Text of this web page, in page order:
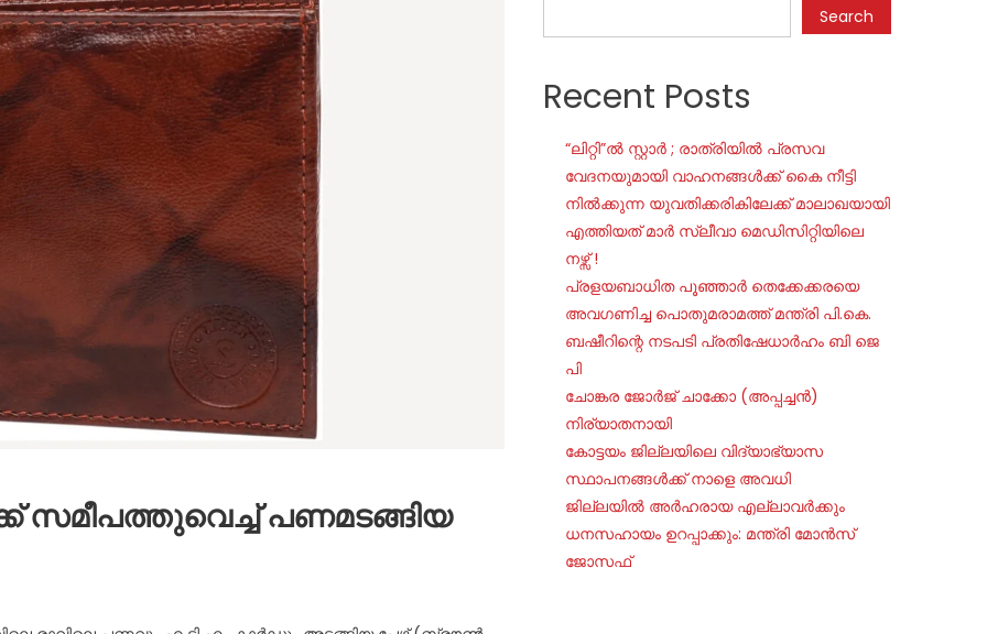
പ്രസവ വേദനയുമായി വാഹനങ്ങൾക്ക് കൈ നീട്ടി നിൽക്കുന്ന യുവതിക്കരികിലേക്ക് മാലാഖയായി എത്തിയത് മാർ സ്ലീവാ
പണമടങ്ങിയ
Search
Recent Posts
“ലിറ്റി”ൽ സ്റ്റാർ ; രാത്രിയിൽ പ്രസവ
വേദനയുമായി വാഹനങ്ങൾക്ക് കൈ നീട്ടി
നിൽക്കുന്ന യുവതിക്കരികിലേക്ക് മാലാഖയായി
എത്തിയത് മാർ സ്ലീവാ മെഡിസിറ്റിയിലെ
നഴ്സ് !
പ്രളയബാധിത പൂഞ്ഞാർ തെക്കേക്കരയെ
അവഗണിച്ച പൊതുമരാമത്ത് മന്ത്രി പി.കെ.
ബഷീറിന്റെ നടപടി പ്രതിഷേധാർഹം ബി ജെ
പി
ചോങ്കര ജോര്‍ജ് ചാക്കോ (അപ്പച്ചന്‍)
നിര്യാതനായി
കോട്ടയം ജില്ലയിലെ വിദ്യാഭ്യാസ
സ്ഥാപനങ്ങൾക്ക് നാളെ അവധി
ജില്ലയില്‍ അര്‍ഹരായ എല്ലാവര്‍ക്കും
ധനസഹായം ഉറപ്പാക്കും: മന്ത്രി മോന്‍സ്
ജോസഫ്